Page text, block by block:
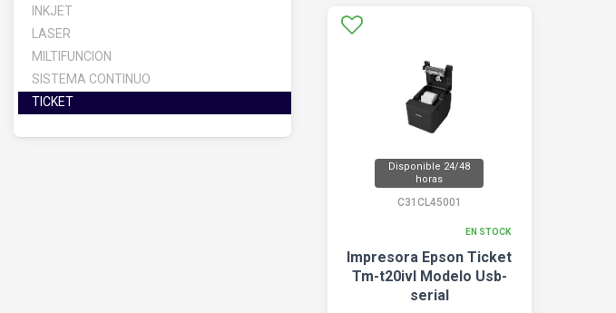
INKJET
LASER
MILTIFUNCION
SISTEMA CONTINUO
TICKET
Disponible 24/48
horas
C31CL45001
EN STOCK
Impresora Epson Ticket
Tm-t20ivl Modelo Usb-
serial